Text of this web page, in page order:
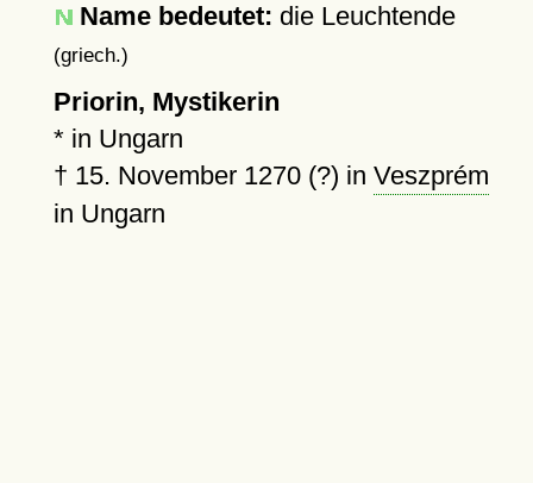
Name bedeutet: die Leuchtende
(griech.)
Priorin, Mystikerin
* in Ungarn
† 15. November 1270 (?) in Veszprém
in Ungarn